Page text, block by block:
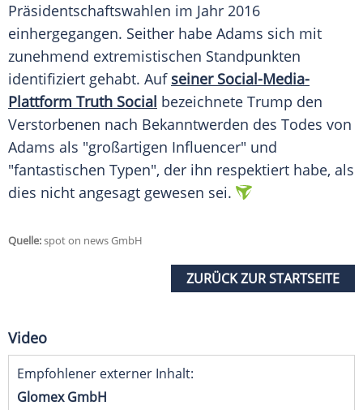
Präsidentschaftswahlen im Jahr 2016
einhergegangen. Seither habe Adams sich mit
zunehmend extremistischen Standpunkten
identifiziert gehabt. Auf seiner Social-Media-
Plattform Truth Social bezeichnete Trump den
Verstorbenen nach Bekanntwerden des Todes von
Adams als "großartigen Influencer" und
"fantastischen Typen", der ihn respektiert habe, als
dies nicht angesagt gewesen sei.
Quelle:spot on news GmbH
ZURÜCK ZUR STARTSEITE
Video
Empfohlener externer Inhalt:
Glomex GmbH